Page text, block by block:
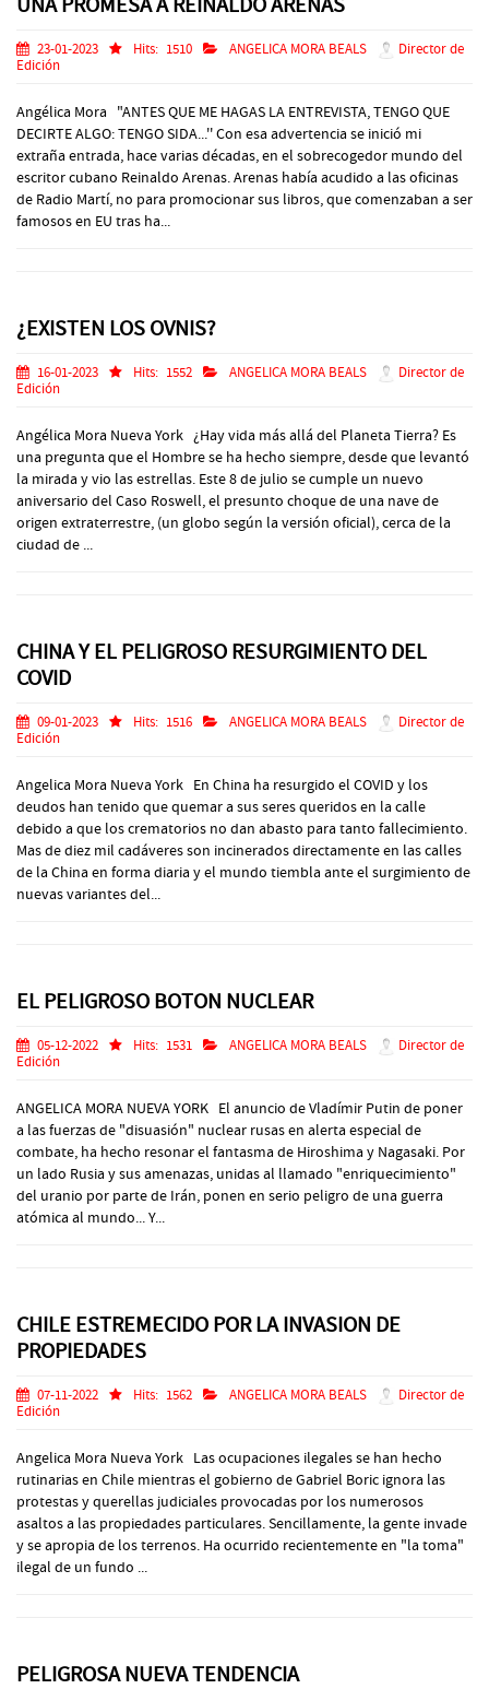
23-01-2023 Hits: 1510 ANGELICA MORA BEALS
Director de
Edición
Angélica Mora "ANTES QUE ME HAGAS LA ENTREVISTA, TENGO QUE
DECIRTE ALGO: TENGO SIDA...'' Con esa advertencia se inició mi
extraña entrada, hace varias décadas, en el sobrecogedor mundo del
escritor cubano Reinaldo Arenas. Arenas había acudido a las oficinas
de Radio Martí, no para promocionar sus libros, que comenzaban a ser
famosos en EU tras ha...
¿EXISTEN LOS OVNIS?
16-01-2023 Hits: 1552 ANGELICA MORA BEALS
Director de
Edición
Angélica Mora Nueva York ¿Hay vida más allá del Planeta Tierra? Es
una pregunta que el Hombre se ha hecho siempre, desde que levantó
la mirada y vio las estrellas. Este 8 de julio se cumple un nuevo
aniversario del Caso Roswell, el presunto choque de una nave de
origen extraterrestre, (un globo según la versión oficial), cerca de la
ciudad de ...
CHINA Y EL PELIGROSO RESURGIMIENTO DEL
COVID
09-01-2023 Hits: 1516 ANGELICA MORA BEALS
Director de
Edición
Angelica Mora Nueva York En China ha resurgido el COVID y los
deudos han tenido que quemar a sus seres queridos en la calle
debido a que los crematorios no dan abasto para tanto fallecimiento.
Mas de diez mil cadáveres son incinerados directamente en las calles
de la China en forma diaria y el mundo tiembla ante el surgimiento de
nuevas variantes del...
EL PELIGROSO BOTON NUCLEAR
05-12-2022 Hits: 1531 ANGELICA MORA BEALS
Director de
Edición
ANGELICA MORA NUEVA YORK El anuncio de Vladímir Putin de poner
a las fuerzas de "disuasión" nuclear rusas en alerta especial de
combate, ha hecho resonar el fantasma de Hiroshima y Nagasaki. Por
un lado Rusia y sus amenazas, unidas al llamado "enriquecimiento"
del uranio por parte de Irán, ponen en serio peligro de una guerra
atómica al mundo... Y...
CHILE ESTREMECIDO POR LA INVASION DE
PROPIEDADES
07-11-2022 Hits: 1562 ANGELICA MORA BEALS
Director de
Edición
Angelica Mora Nueva York Las ocupaciones ilegales se han hecho
rutinarias en Chile mientras el gobierno de Gabriel Boric ignora las
protestas y querellas judiciales provocadas por los numerosos
asaltos a las propiedades particulares. Sencillamente, la gente invade
y se apropia de los terrenos. Ha ocurrido recientemente en "la toma"
ilegal de un fundo ...
PELIGROSA NUEVA TENDENCIA